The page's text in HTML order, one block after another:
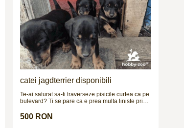
catei jagdterrier disponibili
Te-ai saturat sa-ti traverseze pisicile curtea ca pe
bulevard? Ti se pare ca e prea multa liniste prin
viata ta? N-ai bani sa-ti pui un sistem de alarma?
Cauti nerv, instinct si determinare? E timpul
500 RON